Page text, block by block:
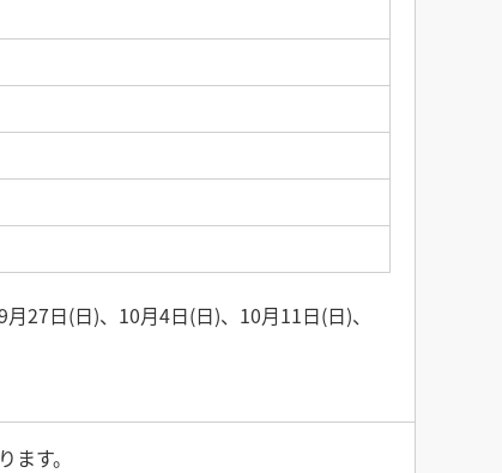
27日(日)、10月4日(日)、10月11日(日)、
す。